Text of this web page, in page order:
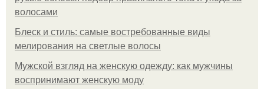
волосами
Блеск и стиль: самые востребованные виды
мелирования на светлые волосы
Мужской взгляд на женскую одежду: как мужчины
воспринимают женскую моду